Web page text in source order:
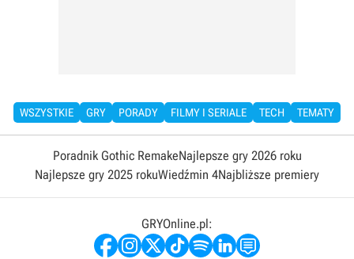
WSZYSTKIE GRY PORADY FILMY I SERIALE TECH TEMATY
Poradnik Gothic RemakeNajlepsze gry 2026 roku
Najlepsze gry 2025 rokuWiedźmin 4Najbliższe premiery
GRYOnline.pl: